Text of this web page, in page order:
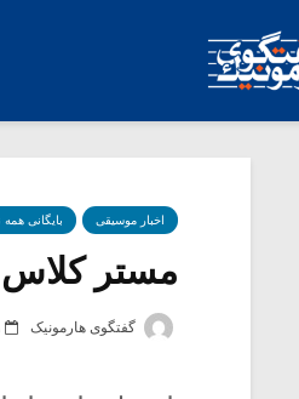
اخبار موسیقی بایگانی همه
مستر کلاس
گفتگوی هارمونیک